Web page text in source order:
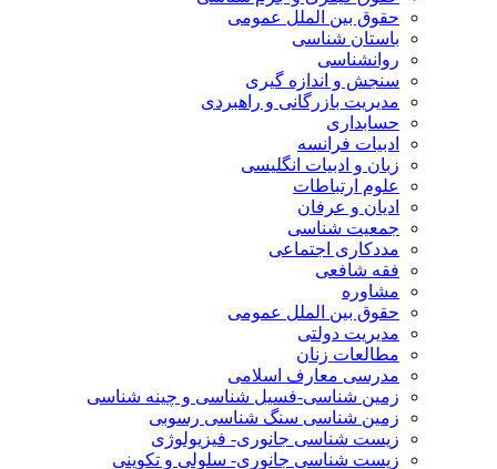
حقوق بین الملل عمومی
باستان شناسی
روانشناسی
سنجش و اندازه گیری
مدیریت بازرگانی و راهبردی
حسابداری
ادبیات فرانسه
زبان و ادبیات انگلیسی
علوم ارتباطات
ادیان و عرفان
جمعیت شناسی
مددکاری اجتماعی
فقه شافعی
مشاوره
حقوق بین الملل عمومی
مدیریت دولتی
مطالعات زنان
مدرسی معارف اسلامی
زمین شناسی-فسیل شناسی و چینه شناسی
زمین شناسی سنگ شناسی رسوبی
زیست شناسی جانوری- فیزیولوژی
زیست شناسی جانوری- سلولی و تکوینی